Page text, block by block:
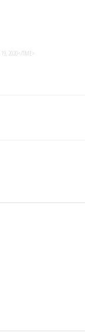
19, 2020</TIME>